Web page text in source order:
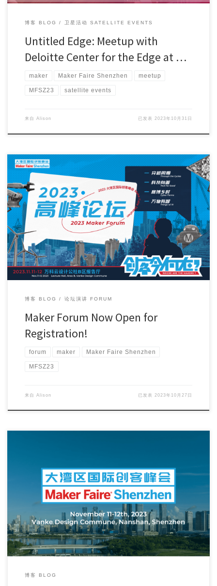
博客 BLOG 卫星活动 SATELLITE EVENTS
Untitled Edge: Meetup with
Deloitte Center for the Edge at …
maker Maker Faire Shenzhen meetup
MFSZ23 satellite events
来自 Alison 已发表2023年10月31日
Countdown to Maker Faire Shenzhen 2023 15 days to […]
博客 BLOG 论坛演讲 FORUM
Maker Forum Now Open for
Registration!
forum maker Maker Faire Shenzhen
MFSZ23
来自 Alison 已发表 2023年10月27日
Welcome to Maker Faire Shenzhen 2023! To ensure yo […]
博客 BLOG